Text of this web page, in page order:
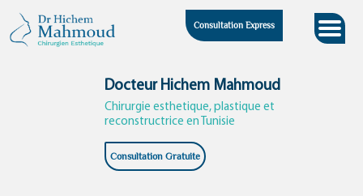
content
Consultation Express
Docteur Hichem Mahmoud
Chirurgie esthetique, plastique et
reconstructrice en Tunisie
Consultation Gratuite